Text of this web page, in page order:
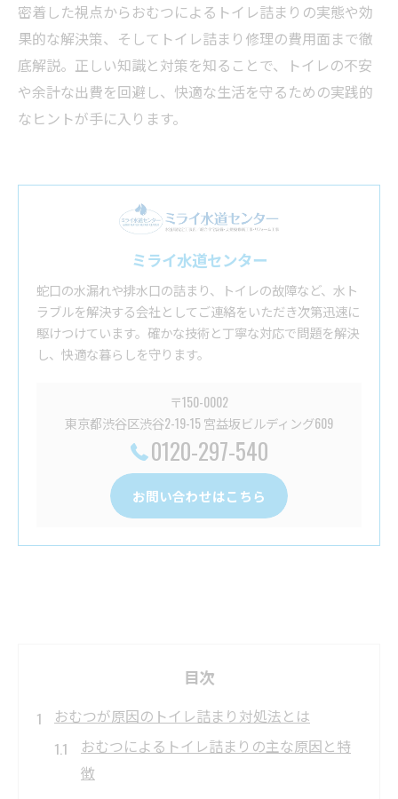
密着した視点からおむつによるトイレ詰まりの実態や効
果的な解決策、そしてトイレ詰まり修理の費用面まで徹
底解説。正しい知識と対策を知ることで、トイレの不安
や余計な出費を回避し、快適な生活を守るための実践的
なヒントが手に入ります。
ミライ水道センター
蛇口の水漏れや排水口の詰まり、トイレの故障など、水ト
ラブルを解決する会社としてご連絡をいただき次第迅速に
駆けつけています。確かな技術と丁寧な対応で問題を解決
し、快適な暮らしを守ります。
〒150-0002
東京都渋谷区渋谷2-19-15 宮益坂ビルディング609
0120-297-540
お問い合わせはこちら
目次
おむつが原因のトイレ詰まり対処法とは
おむつによるトイレ詰まりの主な原因と特
徴